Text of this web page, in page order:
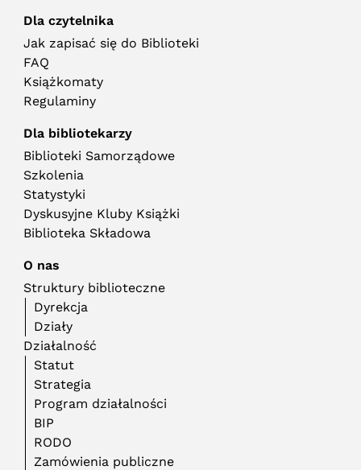
Dla czytelnika
Jak zapisać się do Biblioteki
FAQ
Książkomaty
Regulaminy
Dla bibliotekarzy
Biblioteki Samorządowe
Szkolenia
Statystyki
Dyskusyjne Kluby Książki
Biblioteka Składowa
O nas
Struktury biblioteczne
Dyrekcja
Działy
Działalność
Statut
Strategia
Program działalności
BIP
RODO
Zamówienia publiczne